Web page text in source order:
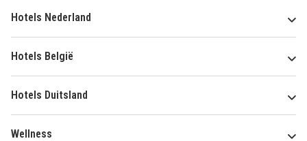
Hotels Nederland
Hotels België
Hotels Duitsland
Wellness